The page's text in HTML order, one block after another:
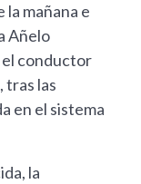
mañana e
Añelo
conductor
tras las
en el sistema
la